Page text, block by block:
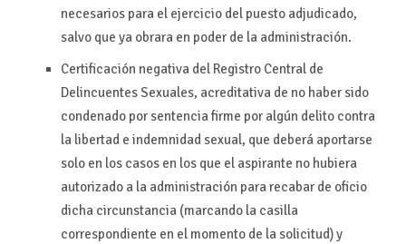
necesarios para el ejercicio del puesto adjudicado,
salvo que ya obrara en poder de la administración.
Certificación negativa del Registro Central de
Delincuentes Sexuales, acreditativa de no haber sido
condenado por sentencia firme por algún delito contra
la libertad e indemnidad sexual, que deberá aportarse
solo en los casos en los que el aspirante no hubiera
autorizado a la administración para recabar de oficio
dicha circunstancia (marcando la casilla
correspondiente en el momento de la solicitud) y